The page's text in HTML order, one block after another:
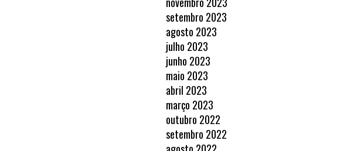
setembro 2023
agosto 2023
julho 2023
junho 2023
maio 2023
abril 2023
março 2023
outubro 2022
setembro 2022